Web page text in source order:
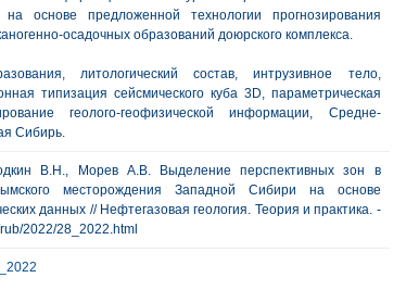
основе предложенной технологии прогнозирования
осадочных образований доюрского комплекса.
литологический состав, интрузивное тело,
типизация сейсмического куба 3D, параметрическая
геолого-геофизической информации, Средне-
Сибирь.
В.Н., Морев А.В. Выделение перспективных зон в
месторождения Западной Сибири на основе
данных // Нефтегазовая геология. Теория и практика. -
2022/28_2022.html